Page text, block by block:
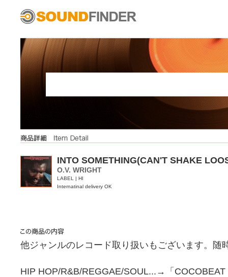
INTO SOMETHING(CAN'T SHAKE
O.V. WRIGHT
LABEL | HI
Internatinal delivery OK
他ジャンルのレコード取り扱いもございます。随
HIP HOP/R&B/REGGAE/SOUL...→「COCOBEAT